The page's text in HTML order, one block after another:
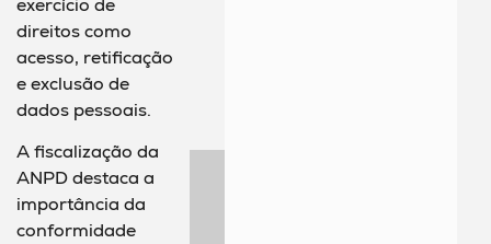
exercício de
direitos como
acesso, retificação
e exclusão de
dados pessoais.
A fiscalização da
ANPD destaca a
importância da
conformidade